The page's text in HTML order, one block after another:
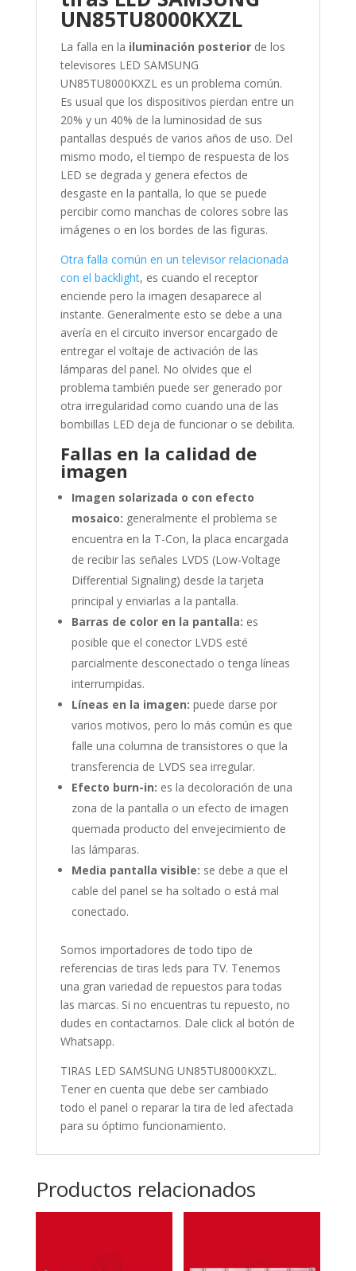
UN85TU8000KXZL
La falla en la iluminación posteriorde los
televisores LED SAMSUNG
UN85TU8000KXZL es un problema común.
Es usual que los dispositivos pierdan entre un
20% y un 40% de la luminosidad de sus
pantallas después de varios años de uso. Del
mismo modo, el tiempo de respuesta de los
LED se degrada y genera efectos de
desgaste en la pantalla, lo que se puede
percibir como manchas de colores sobre las
imágenes o en los bordes de las figuras.
Otra falla común en un televisor relacionada
con el backlight, es cuando el receptor
enciende pero la imagen desaparece al
instante. Generalmente esto se debe a una
avería en el circuito inversor encargado de
entregar el voltaje de activación de las
lámparas del panel. No olvides que el
problema también puede ser generado por
otra irregularidad como cuando una de las
bombillas LED deja de funcionar o se debilita.
Fallas en la calidad de
imagen
Imagen solarizada o con efecto
mosaico: generalmente el problema se
encuentra en la T-Con, la placa encargada
de recibir las señales LVDS (Low-Voltage
Differential Signaling) desde la tarjeta
principal y enviarlas a la pantalla.
Barras de color en la pantalla: es
posible que el conector LVDS esté
parcialmente desconectado o tenga líneas
interrumpidas.
Líneas en la imagen: puede darse por
varios motivos, pero lo más común es que
falle una columna de transistores o que la
transferencia de LVDS sea irregular.
Efecto burn-in: es la decoloración de una
zona de la pantalla o un efecto de imagen
quemada producto del envejecimiento de
las lámparas.
Media pantalla visible: se debe a que el
cable del panel se ha soltado o está mal
conectado.
Somos importadores de todo tipo de
referencias de tiras leds para TV. Tenemos
una gran variedad de repuestos para todas
las marcas. Si no encuentras tu repuesto, no
dudes en contactarnos. Dale click al botón de
Whatsapp.
TIRAS LED SAMSUNG UN85TU8000KXZL.
Tener en cuenta que debe ser cambiado
todo el panel o reparar la tira de led afectada
para su óptimo funcionamiento.
Productos relacionados